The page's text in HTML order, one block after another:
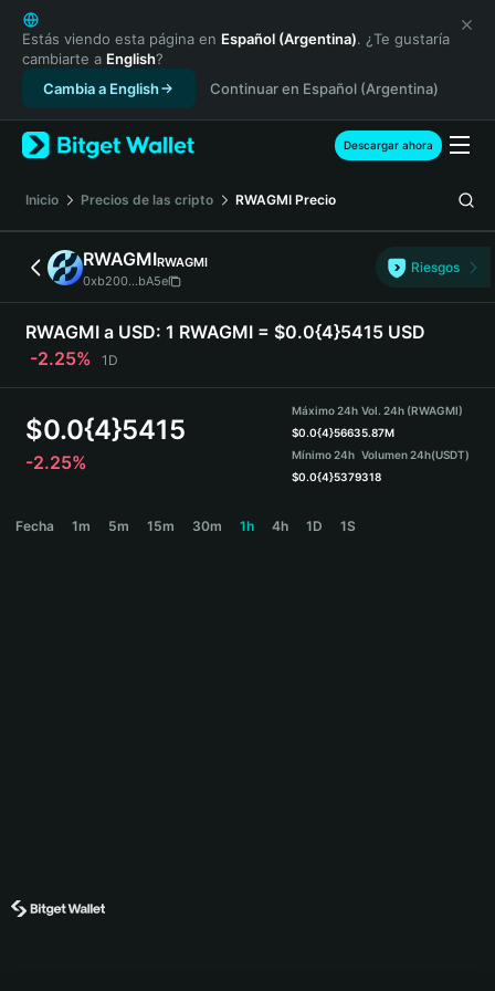
English
日本語
Tiếng Việt
Русский
Español (Latinoamérica)
Türkçe
Français
Deutsch
简体中文
繁體中文
Português (Portugal)
Bahasa Indonesia
ภาษาไทย
हिन्दी
Español
Português (Brasil)
Estás viendo esta página en Español (Argentina). ¿Te gustaría
cambiarte a English?
Cambia a English
Continuar en Español (Argentina)
Descargar ahora
Inicio Precios de las cripto RWAGMI Precio
RWAGMIRWAGMI
0xb200...bA5e
Riesgos
RWAGMI a USD: 1 RWAGMI = $0.0{4}5415 USD
-2.25%
1D
$0.0{4}5415
-2.25%
Máximo 24h
$0.0{4}5663
Mínimo 24h
$0.0{4}5379
Vol. 24h (RWAGMI)
5.87M
Volumen 24h(USDT)
318
Fecha 1m 5m 15m 30m 1h 4h 1D 1S